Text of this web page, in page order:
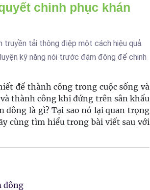
chinh phục khán
truyền tải thông điệp một cách hiệu quả.
kỹ năng nói trước đám đông để chinh
để thành công trong cuộc sống và
thành công khi đứng trên sân khấu
đông là gì? Tại sao nó lại quan trọng
cùng tìm hiểu trong bài viết sau với
đông